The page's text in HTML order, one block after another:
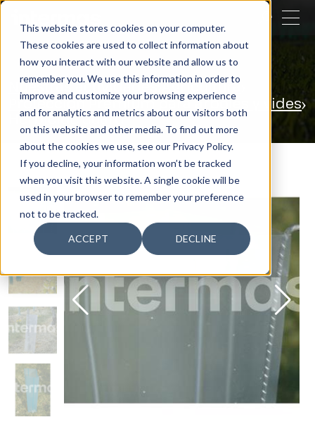
This website stores cookies on your computer.
These cookies are used to collect information about
how you interact with our website and allow us to
remember you. We use this information in order to
improve and customize your browsing experience
and for analytics and metrics about our visitors both
on this website and other media. To find out more
about the cookies we use, see our Privacy Policy.
If you decline, your information won’t be tracked
when you visit this website. A single cookie will be
used in your browser to remember your preference
not to be tracked.
ACCEPT DECLINE
BUSCAR
CERRAR
Nuestras actividades Agricultura
Protección Premium para árboles y vides
Herbicide Guard